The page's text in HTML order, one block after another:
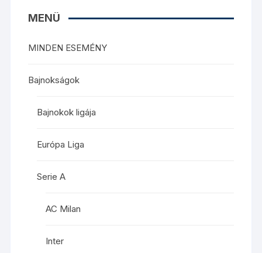
MENÜ
MINDEN ESEMÉNY
Bajnokságok
Bajnokok ligája
Európa Liga
Serie A
AC Milan
Inter